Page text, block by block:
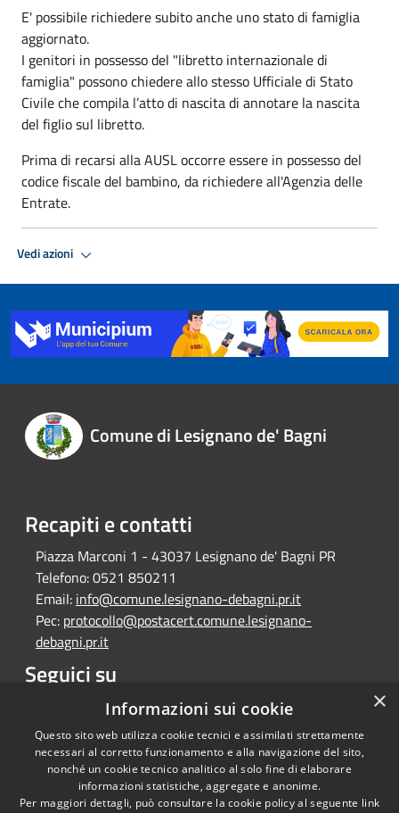
E' possibile richiedere subito anche uno stato di famiglia
aggiornato.
I genitori in possesso del "libretto internazionale di
famiglia" possono chiedere allo stesso Ufficiale di Stato
Civile che compila l’atto di nascita di annotare la nascita
del figlio sul libretto.
Prima di recarsi alla AUSL occorre essere in possesso del
codice fiscale del bambino, da richiedere all'Agenzia delle
Entrate.
Vedi azioni
Comune di Lesignano de' Bagni
Recapiti e contatti
Piazza Marconi 1 - 43037 Lesignano de' Bagni PR
Telefono:0521 850211
Email: info@comune.lesignano-debagni.pr.it
Pec: protocollo@postacert.comune.lesignano-
debagni.pr.it
Seguici su
Facebook
Copyright © 2026 • Comune di
×
Informazioni sui cookie
Questo sito web utilizza cookie tecnici e assimilati strettamente
necessari al corretto funzionamento e alla navigazione del sito,
nonché un cookie tecnico analitico al solo fine di elaborare
informazioni statistiche, aggregate e anonime.
Per maggiori dettagli, può consultare la cookie policy al seguente link